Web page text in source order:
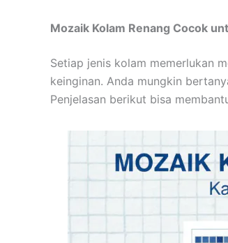
Mozaik Kolam Renang Cocok
Setiap jenis kolam memerlukan
keinginan. Anda mungkin
Penjelasan berikut bisa